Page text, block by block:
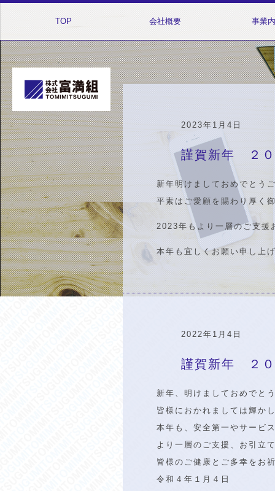
TOP 会社概要 事業
2023年1月4日
謹賀新年 ２
新年明けましておめでとう
平素はご愛顧を賜わり厚く
2023年もより一層のご支援
本年も宜しくお願い申し上
2022年1月4日
謹賀新年 ２
新年、明けましておめでと
皆様におかれましては輝か
本年も、安全第一やサービ
より一層のご支援、お引立
皆様のご健康とご多幸をお
令和４年１月４日